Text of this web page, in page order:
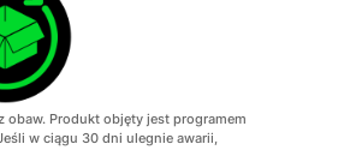
obaw. Produkt objęty jest programem
w ciągu 30 dni ulegnie awarii,